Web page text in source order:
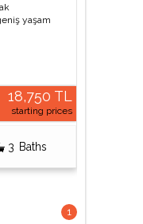
yaşam
18,750 TL
starting prices
3 Baths
1